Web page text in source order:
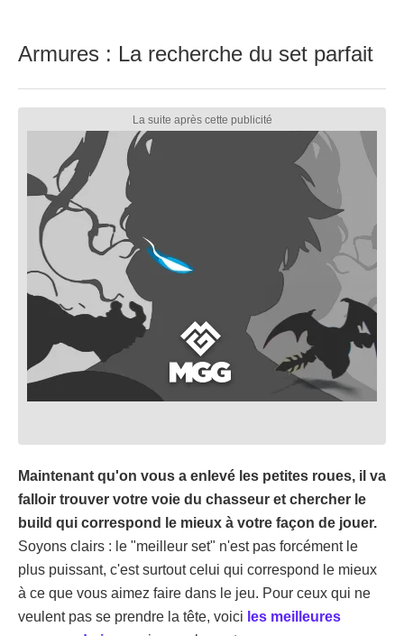
Armures : La recherche du set parfait
Maintenant qu'on vous a enlevé les petites roues, il va
falloir trouver votre voie du chasseur et chercher le
build qui correspond le mieux à votre façon de jouer.
Soyons clairs : le "meilleur set" n'est pas forcément le
plus puissant, c'est surtout celui qui correspond le mieux
à ce que vous aimez faire dans le jeu. Pour ceux qui ne
veulent pas se prendre la tête, voici les meilleures